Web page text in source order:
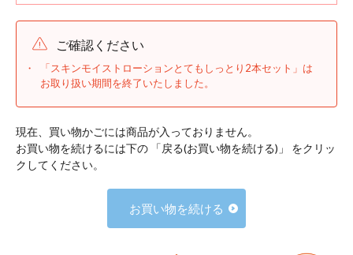
ご確認ください
「スキンモイストローションとてもしっとり2本セット」は
お取り扱い期間を終了いたしました。
現在、買い物かごには商品が入っておりません。
お買い物を続けるには下の 「戻る(お買い物を続ける)」 をクリッ
クしてください。
お買い物を続ける